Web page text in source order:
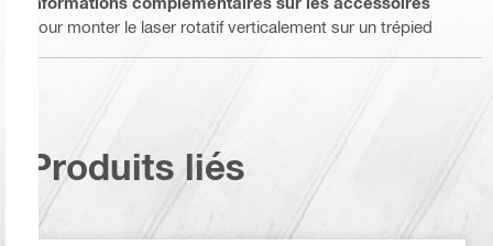
Pour monter le laser rotatif verticalement sur un trépied
Produits liés